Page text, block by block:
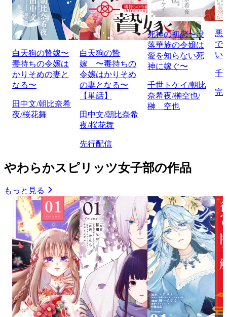
白天狗の贄嫁〜
毒持ちの令嬢は
かりそめの妻と
なる〜
田中文/朝比奈希
夜/桜花舞
白天狗の贄
嫁 〜毒持ちの
令嬢はかりそめ
の妻となる〜
【単話】
田中文/朝比奈希
夜/桜花舞
先行配信
死神の初恋〜没
落華族の令嬢は
愛を知らない死
神に嫁ぐ〜
千世トケイ/朝比
奈希夜/榊空也/
榊 空也
悪
で
い
千
完
やわらかスピリッツ女子部の作品
もっと見る